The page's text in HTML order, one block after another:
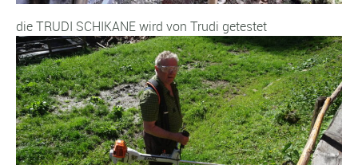
die TRUDI SCHIKANE wird von Trudi getestet